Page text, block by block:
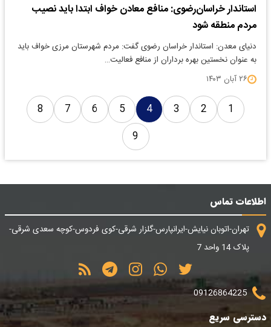
استاندار خراسان‌رضوی: منافع معادن خواف ابتدا باید نصیب
مردم منطقه شود
دنیای معدن: استاندار خراسان رضوی گفت: مردم شهرستان مرزی خواف باید
به عنوان نخستین بهره برداران از منافع فعالیت…
۲۶ آبان ۱۴۰۳
1
2
3
4
5
6
7
8
9
اطلاعات تماس
تهران-اتوبان نیایش-ایرانپارس-گلزار شرقی-کوی فردوس-کوچه سعدی شرقی-
پلاک 14 واحد 7
09126864225
دسترسی سریع